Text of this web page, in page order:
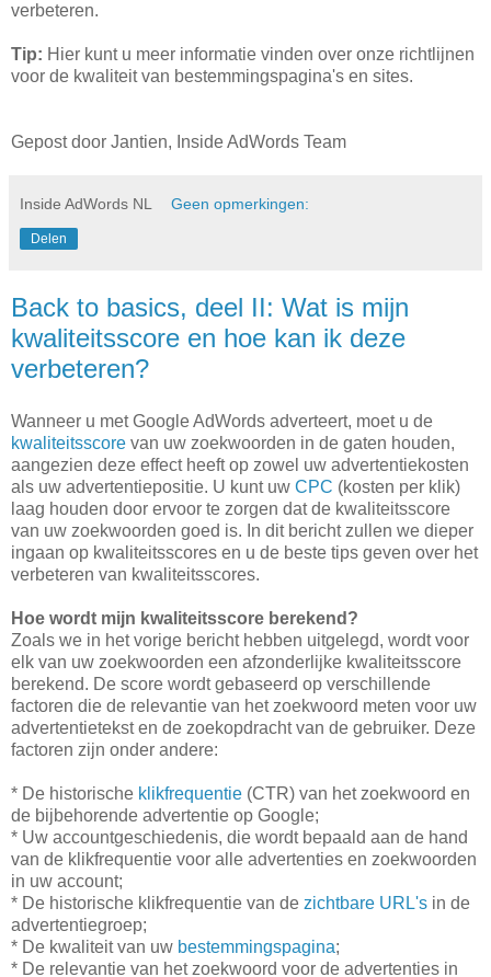
verbeteren.
Tip: Hier kunt u meer informatie vinden over onze richtlijnen
voor de kwaliteit van bestemmingspagina's en sites.
Gepost door Jantien, Inside AdWords Team
Inside AdWords NL Geen opmerkingen:
Delen
Back to basics, deel II: Wat is mijn
kwaliteitsscore en hoe kan ik deze
verbeteren?
Wanneer u met Google AdWords adverteert, moet u de
kwaliteitsscore van uw zoekwoorden in de gaten houden,
aangezien deze effect heeft op zowel uw advertentiekosten
als uw advertentiepositie. U kunt uw CPC (kosten per klik)
laag houden door ervoor te zorgen dat de kwaliteitsscore
van uw zoekwoorden goed is. In dit bericht zullen we dieper
ingaan op kwaliteitsscores en u de beste tips geven over het
verbeteren van kwaliteitsscores.
Hoe wordt mijn kwaliteitsscore berekend?
Zoals we in het vorige bericht hebben uitgelegd, wordt voor
elk van uw zoekwoorden een afzonderlijke kwaliteitsscore
berekend. De score wordt gebaseerd op verschillende
factoren die de relevantie van het zoekwoord meten voor uw
advertentietekst en de zoekopdracht van de gebruiker. Deze
factoren zijn onder andere:
* De historische klikfrequentie (CTR) van het zoekwoord en
de bijbehorende advertentie op Google;
* Uw accountgeschiedenis, die wordt bepaald aan de hand
van de klikfrequentie voor alle advertenties en zoekwoorden
in uw account;
* De historische klikfrequentie van de zichtbare URL's in de
advertentiegroep;
* De kwaliteit van uw bestemmingspagina;
* De relevantie van het zoekwoord voor de advertenties in